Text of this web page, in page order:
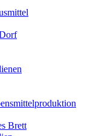
Brett